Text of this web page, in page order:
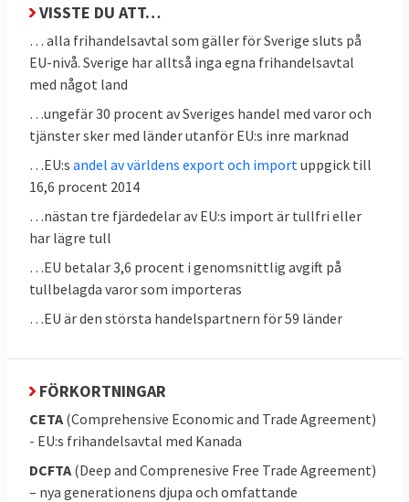
och bättre kvalitet för konsumenter.
Samtidigt kan tullar vara en inkomstkälla
för staten och de kan skydda framväxande
man ännu inte har fullt utvecklade sådana.
höga utvecklingskostnader liksom den
nationella jordbrukssektorn där en egen
livsmedelsförsörjning bland annat kan ses
som en nationell säkerhetsfråga. Att skydda
inhemsk produktion kan också vara viktig
för klimatet där det kan finnas fördelar med
att till exempel mat produceras i det egna
3. Vilka beslutar om EU:s handelsavtal?
Europaparlamentet, EU-ländernas
VISSTE DU ATT…
… alla frihandelsavtal som gäller för Sverige sluts på
EU-nivå. Sverige har alltså inga egna frihandelsavtal
med något land
…ungefär 30 procent av Sveriges handel med varor och
tjänster sker med länder utanför EU:s inre marknad
…EU:s andel av världens export och import uppgick till
16,6 procent 2014
…nästan tre fjärdedelar av EU:s import är tullfri eller
har lägre tull
…EU betalar 3,6 procent i genomsnittlig avgift på
tullbelagda varor som importeras
…EU är den största handelspartnern för 59 länder
FÖRKORTNINGAR
CETA (Comprehensive Economic and Trade Agreement)
- EU:s frihandelsavtal med Kanada
DCFTA (Deep and Comprenesive Free Trade Agreement)
– nya generationens djupa och omfattande